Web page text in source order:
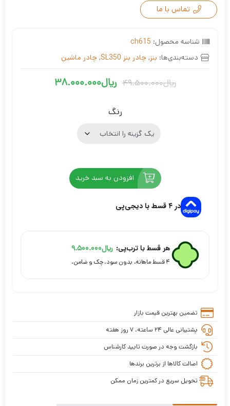
تماس با ما
شناسه محصول: ch615
دسته‌بندی‌ها: بنز, چادر بنز SL350 , چادر ماشین
ریال49.500.000 قیمت
اصلی
بود.
ریال38.000.000قیمت
فعلی
است.
رنگ
افزودن به سبد خرید
در ۴ قسط با دیجی‌پی
هر قسط با ترب‌پی: ریال9.500.000
۴ قسط ماهانه. بدون سود، چک و ضامن.
تضمین بهترین قیمت بازار
پشتیبانی عالی ۲۴ ساعته، ۷ روز هفته
بازگشت وجه در صورت تایید کارشناس
اصالت کالاها از برترین برندها
تحویل سریع در کمترین زمان ممکن